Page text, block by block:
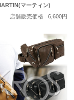
マーティン)
店舗販売価格
6,600円